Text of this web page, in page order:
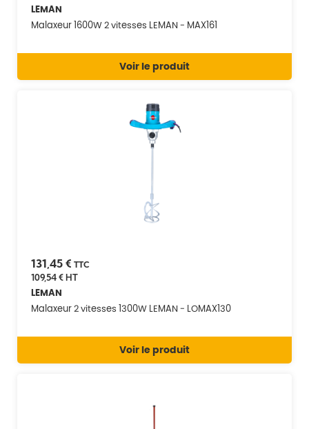
LEMAN
Malaxeur 1600W 2 vitesses LEMAN - MAX161
Voir le produit
131,45 € TTC
109,54 €HT
LEMAN
Malaxeur 2 vitesses 1300W LEMAN - LOMAX130
Voir le produit